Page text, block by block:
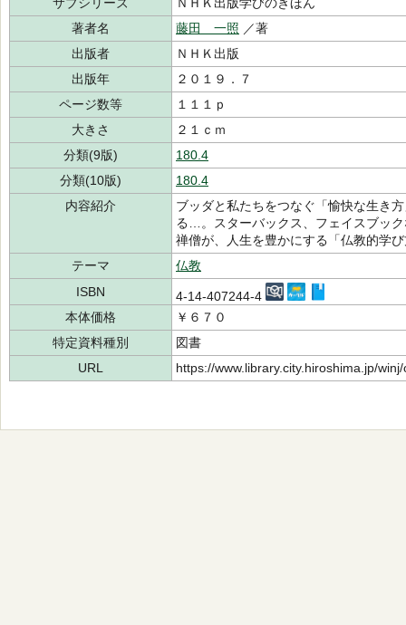
著者名
藤田 一照 ／著
出版者
ＮＨＫ出版
出版年
２０１９．７
ページ数等
１１１ｐ
大きさ
２１ｃｍ
分類(9版)
180.4
分類(10版)
180.4
内容紹介
ブッダと私たちをつなぐ「愉快な生き
る…。スターバックス、フェイスブッ
禅僧が、人生を豊かにする「仏教的学
テーマ
仏教
ISBN
4-14-407244-4
本体価格
￥６７０
特定資料種別
図書
URL
https://www.library.city.hiroshima.jp/